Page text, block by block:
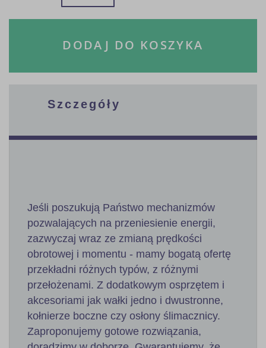
DODAJ DO KOSZYKA
Szczegóły
Jeśli poszukują Państwo mechanizmów
pozwalających na przeniesienie energii,
zazwyczaj wraz ze zmianą prędkości
obrotowej i momentu - mamy bogatą ofertę
przekładni różnych typów, z różnymi
przełożenami. Z dodatkowym osprzętem i
akcesoriami jak wałki jedno i dwustronne,
kołnierze boczne czy osłony ślimacznicy.
Zaproponujemy gotowe rozwiązania,